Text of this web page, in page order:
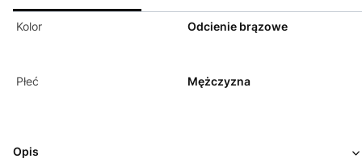
Kolor Odcienie brązowe
Płeć Mężczyzna
Opis